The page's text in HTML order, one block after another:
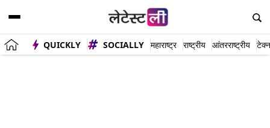
QUICKLY SOCIALLY महाराष्ट्र राष्ट्रीय आंतरराष्ट्रीय